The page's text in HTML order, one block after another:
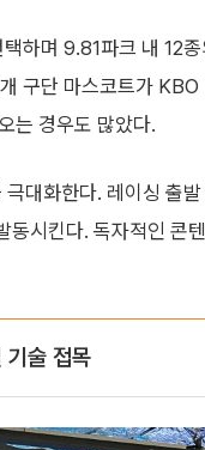
하며 9.81파크 내 12
구단 마스코트가
는 경우도 많았다.
극대화한다. 레이싱 출
시킨다. 독자적인 콘
술 접목